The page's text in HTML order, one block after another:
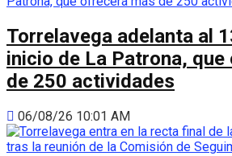
Torrelavega adelanta al
inicio de La Patrona,
de 250 actividades
06/08/26 10:01 AM